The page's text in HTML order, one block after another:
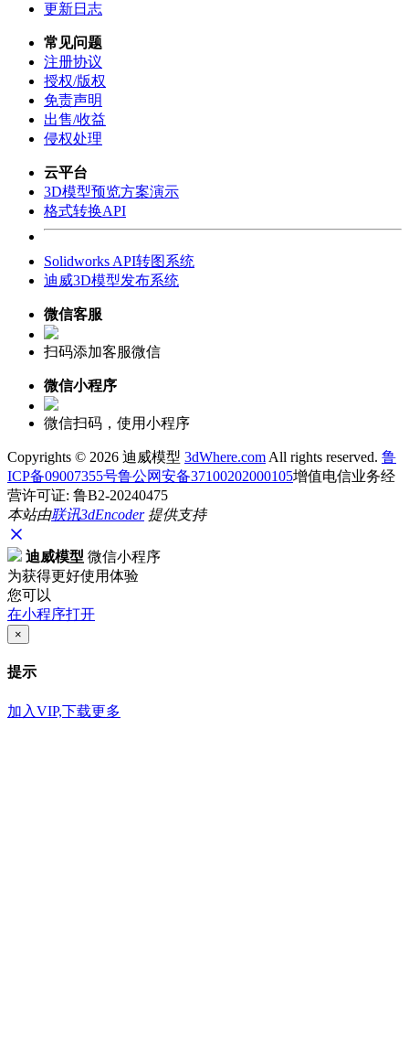
更新日志
常见问题
注册协议
授权/版权
免责声明
出售/收益
侵权处理
云平台
3D模型预览方案演示
格式转换API
Solidworks API转图系统
迪威3D模型发布系统
微信客服
扫码添加客服微信
微信小程序
微信扫码，使用小程序
Copyrights © 2026 迪威模型 3dWhere.com All rights reserved. 鲁
ICP备09007355号鲁公网安备37100202000105增值电信业务经
营许可证: 鲁B2-20240475
本站由联讯3dEncoder提供支持
迪威模型 微信小程序
为获得更好使用体验
您可以
在小程序打开
×
提示
加入VIP,下载更多